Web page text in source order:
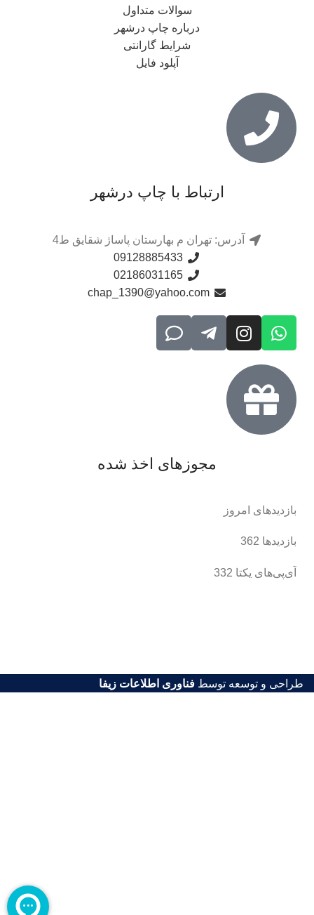
سوالات متداول
درباره چاپ درشهر
شرایط گارانتی
آپلود فایل
ارتباط با چاپ درشهر
آدرس: تهران م بهارستان پاساژ شقایق ط4
09128885433
02186031165
chap_1390@yahoo.com
مجوزهای اخذ شده
بازدیدهای امروز
بازدیدها 362
آی‌پی‌های یکتا 332
طراحی و توسعه توسط فناوری اطلاعات زیفا